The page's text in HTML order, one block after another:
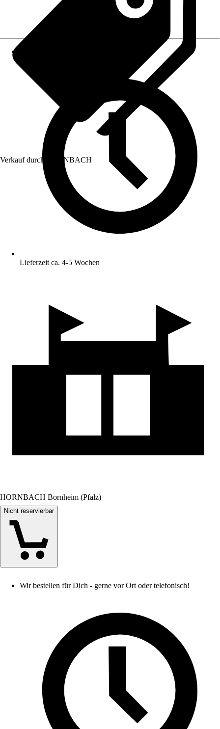
Verkauf durch: HORNBACH
Lieferzeit ca. 4-5 Wochen
HORNBACH Bornheim (Pfalz)
Nicht reservierbar
Wir bestellen für Dich - gerne vor Ort oder telefonisch!